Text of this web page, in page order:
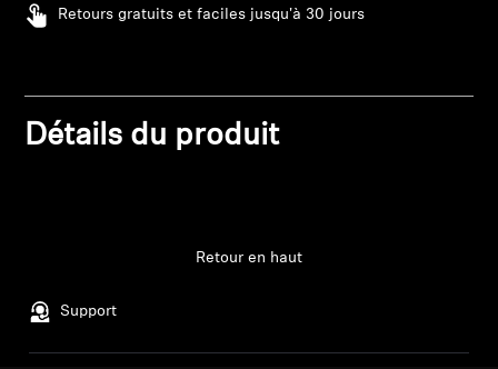
Explorer
Innovations
Retours gratuits et faciles jusqu'à 30 jours
Détails du produit
Support
Retour en haut
Connectez-vous à votre compte pour ajouter
des produits à votre liste de souhaits et afficher